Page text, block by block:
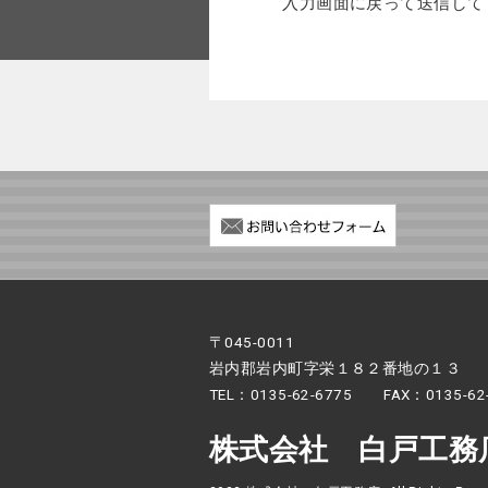
〒045-0011
岩内郡岩内町字栄１８２番地の１３
TEL：0135-62-6775 FAX：0135-
株式会社 白戸工務